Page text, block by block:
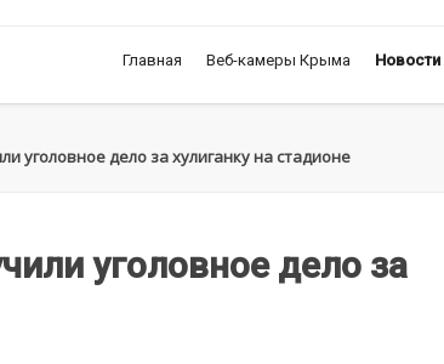
Главная Веб-камеры Крыма
уголовное дело за хулиганку на стадионе
уголовное дело за